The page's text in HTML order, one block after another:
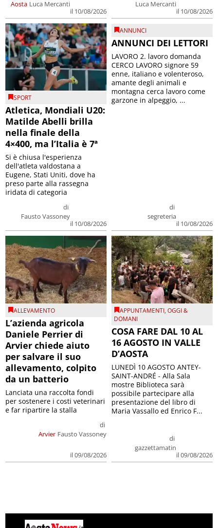
Aosta Luca Mercanti
il 10/08/2026
Luca Mercanti
il 10/08/2026
SPORT
Atletica, Mondiali U20:
Matilde Abelli brilla
nella finale della
4×400, ma l’Italia è 7ª
di
Fausto Vassoney
il 10/08/2026
Si è chiusa l'esperienza
dell'atleta valdostana a
Eugene, Stati Uniti, dove ha
preso parte alla rassegna
iridata di categoria
ANNUNCI
ANNUNCI DEI LETTORI
di
segreteria
il 10/08/2026
LAVORO 2. lavoro domanda
CERCO LAVORO signore 59
enne, italiano e volenteroso,
amante degli animali e
montagna cerca lavoro come
garzone in alpeggio, ...
ALLEVAMENTO
L’azienda agricola
Daniele Perrier di
Arvier chiede aiuto
per salvare il suo
allevamento, colpito
da un batterio
Arvier
di
Fausto Vassoney
il 09/08/2026
Lanciata una raccolta fondi
per sostenere i costi veterinari
e far ripartire la stalla
APPUNTAMENTI,OGGI &
DOMANI
COSA FARE DAL 10 AL
16 AGOSTO IN VALLE
D’AOSTA
di
gazzettamatin
il 09/08/2026
LUNEDÌ 10 AGOSTO ANTEY-
SAINT-ANDRÉ - Alla Sala
mostre Biblioteca sarà
possibile partecipare alla
presentazione del libro di
Maria Vassallo ed Enrico F...